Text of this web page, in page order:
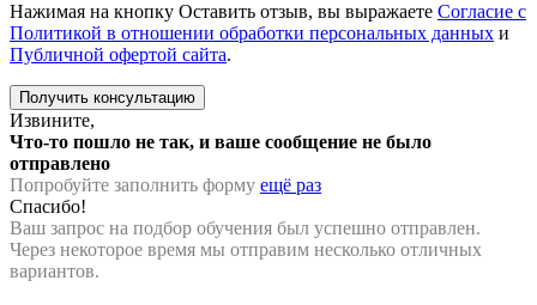
Нажимая на кнопку Оставить отзыв, вы выражаете Согласие с
Политикой в отношении обработки персональных данных и
Публичной офертой сайта.
Извините,
Что-то пошло не так, и ваше сообщение не было
отправлено
Попробуйте заполнить форму ещё раз
Спасибо!
Ваш запрос на подбор обучения был успешно отправлен.
Через некоторое время мы отправим несколько отличных
вариантов.